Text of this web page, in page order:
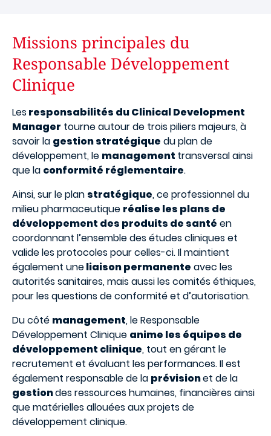
Missions principales du
Responsable Développement
Clinique
Lesresponsabilités du Clinical Development
Manager tourne autour de trois piliers majeurs, à
savoir la gestion stratégique du plan de
développement, le management transversal ainsi
que la conformité réglementaire.
Ainsi, sur le plan stratégique, ce professionnel du
milieu pharmaceutique réalise les plans de
développement des produits de santé en
coordonnant l’ensemble des études cliniques et
valide les protocoles pour celles-ci. Il maintient
également uneliaison permanente avec les
autorités sanitaires, mais aussi les comités éthiques,
pour les questions de conformité et d’autorisation.
Du côté management, le Responsable
Développement Clinique anime les équipes de
développement clinique, tout en gérant le
recrutement et évaluant les performances. Il est
également responsable de la prévisionet de la
gestiondes ressources humaines, financières ainsi
que matérielles allouées aux projets de
développement clinique.